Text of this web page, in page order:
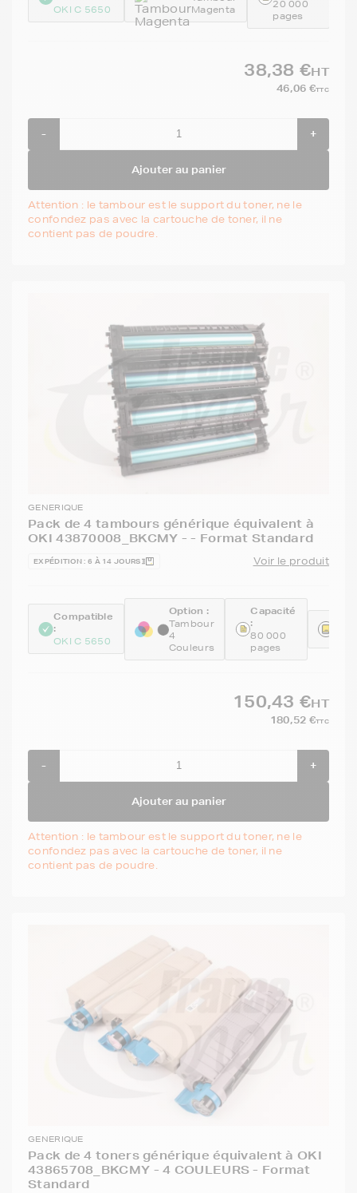
OKI C 5650
Magenta
20 000
pages
38,38 €HT
46,06 €TTC
- +
Ajouter au panier
Attention : le tambour est le support du toner, ne le
confondez pas avec la cartouche de toner, il ne
contient pas de poudre.
GENERIQUE
Pack de 4 tambours générique équivalent à
OKI 43870008_BKCMY - - Format Standard
EXPÉDITION : 6 À 14 JOURS Voir le produit
Compatible
:
OKI C 5650
Option :
Tambour
4
Couleurs
Capacité
:
80 000
pages
150,43 €HT
180,52 €TTC
- +
Ajouter au panier
Attention : le tambour est le support du toner, ne le
confondez pas avec la cartouche de toner, il ne
contient pas de poudre.
GENERIQUE
Pack de 4 toners générique équivalent à OKI
43865708_BKCMY - 4 COULEURS - Format
Standard